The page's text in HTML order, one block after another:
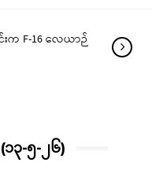
က F-16 လေယာဉ်
၃-၅-၂၆)